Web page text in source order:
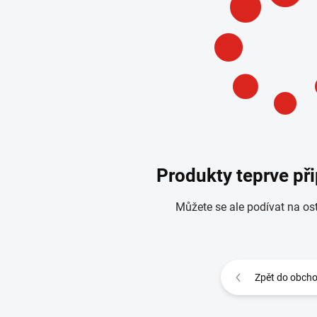
Produkty teprve
Můžete se ale podívat na
Zpět do